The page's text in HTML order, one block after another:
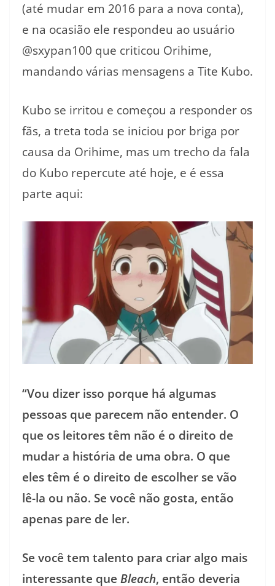
(até mudar em 2016 para a nova conta),
e na ocasião ele respondeu ao usuário
@sxypan100 que criticou Orihime,
mandando várias mensagens a Tite Kubo.
Kubo se irritou e começou a responder os
fãs, a treta toda se iniciou por briga por
causa da Orihime, mas um trecho da fala
do Kubo repercute até hoje, e é essa
parte aqui:
“Vou dizer isso porque há algumas
pessoas que parecem não entender. O
que os leitores têm não é o direito de
mudar a história de uma obra. O que
eles têm é o direito de escolher se vão
lê-la ou não. Se você não gosta, então
apenas pare de ler.
Se você tem talento para criar algo mais
interessante que Bleach, então deveria